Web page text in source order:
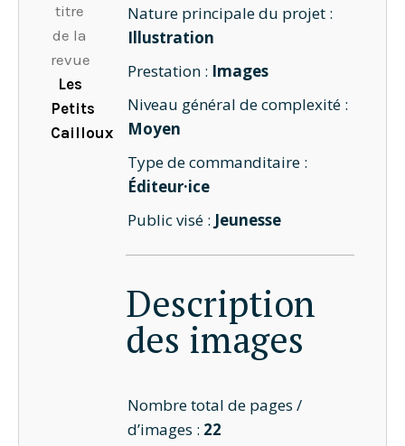
titre
de la
revue
Les
Petits
Cailloux
Nature principale du projet :
Illustration
Prestation : Images
Niveau général de complexité :
Moyen
Type de commanditaire :
Éditeur·ice
Public visé : Jeunesse
Description
des images
Nombre total de pages /
d’images : 22